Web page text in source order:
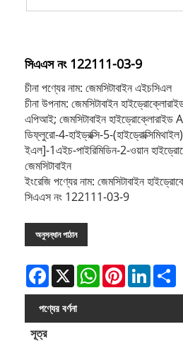
সিএএস নং 122111-03-9
চীনা পণ্যের নাম: জেমসিটাবাইন এইচসিএল
চীনা উপনাম: জেমসিটাবাইন
এপিআই; জেমসিটাবাইন
ডিফ্লুরো-4-হাইড্রক্সি-5-
ইএল]-1এইচ-পাইরিমিডিন-2-ওয়ান
জেমসিটাবাইন
ইংরেজি পণ্যের নাম: জেমসিটাবাইন
সিএএস নং 122111-03-9
অনুসন্ধান পাঠান
Facebook
X WhatsAppPinterest
পণ্যের বর্ণনা
সূত্র